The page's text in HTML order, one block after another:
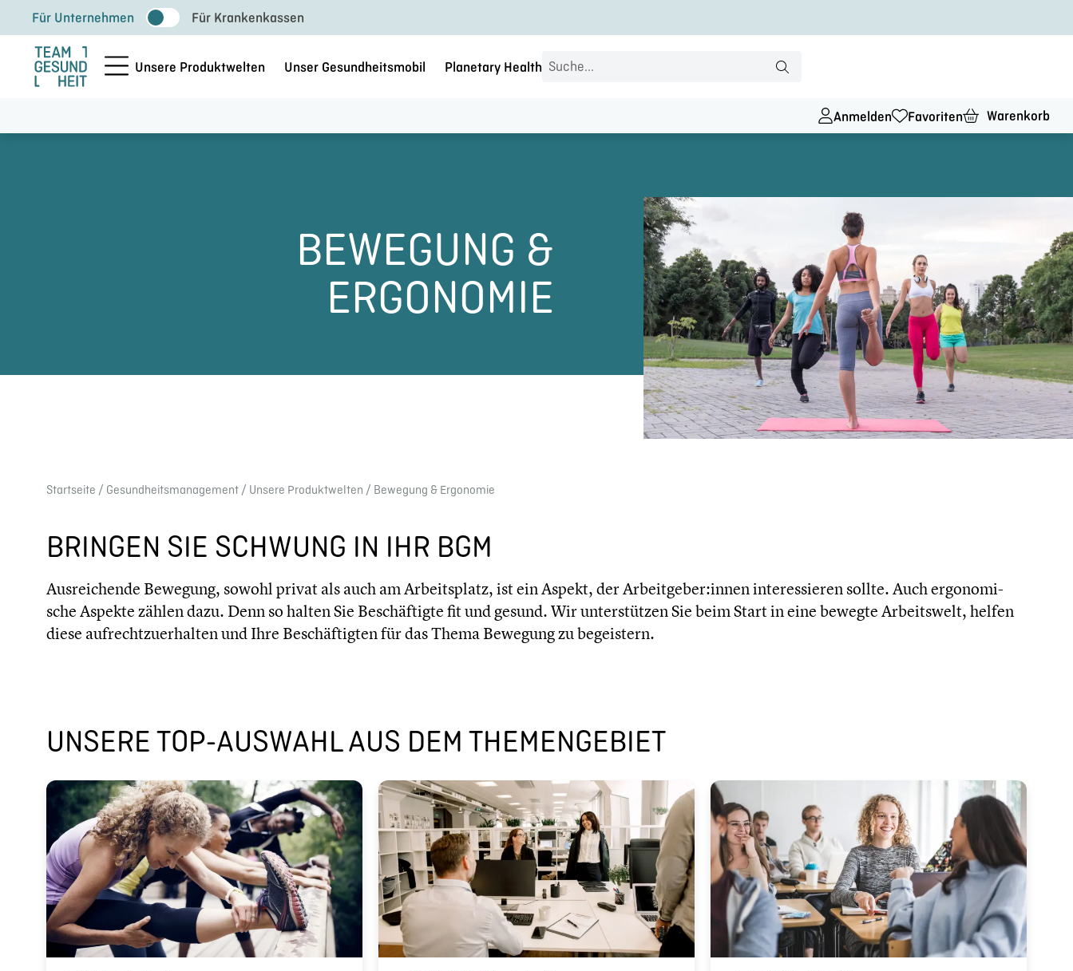
Inhalt
springen
Für Unternehmen Für Krankenkassen
Unsere Produktwelten Unser Gesundheitsmobil Planetary Health Search
Anmelden Favoriten Warenkorb
BEWEGUNG &
ERGONOMIE
Start­seite / Gesundheits­management / Unsere Produkt­wel­ten / Bewegung & Ergonomie
BRINGEN SIE SCHWUNG IN IHR BGM
Ausrei­chende Bewegung, sowohl privat als auch am Arbeits­platz, ist ein Aspekt, der Arbeitgeber:innen inter­es­sie­ren sollte. Auch ergono­mi­
sche Aspekte zählen dazu. Denn so halten Sie Beschäf­tigte fit und gesund. Wir unter­stüt­zen Sie beim Start in eine bewegte Arbeits­welt, helfen
diese aufrecht­zu­er­hal­ten und Ihre Beschäf­tig­ten für das Thema Bewegung zu begeis­tern.
UNSERE TOP-AUSWAHL AUS DEM THEMEN­GE­BIET